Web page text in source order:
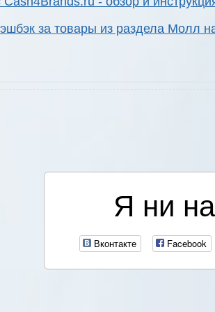
за товары из раздела Молл
Я ни
Вконтакте Facebook